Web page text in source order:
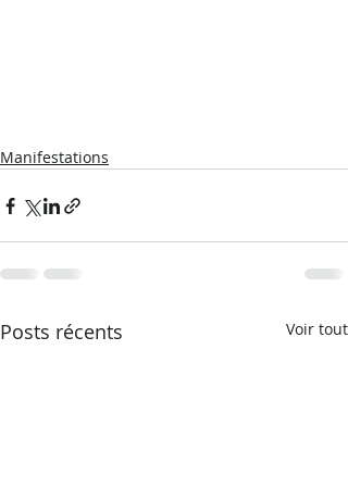
Manifestations
Posts récents Voir tout